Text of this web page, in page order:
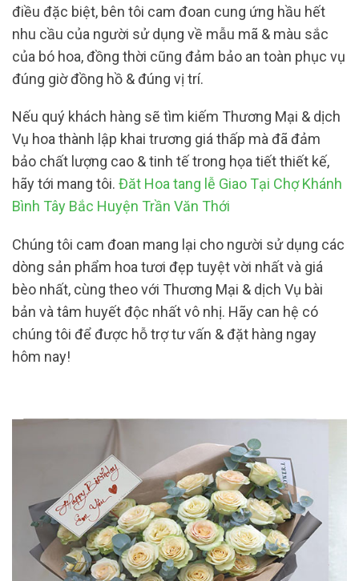
điều đặc biệt, bên tôi cam đoan cung ứng hầu hết
nhu cầu của người sử dụng về mẫu mã & màu sắc
của bó hoa, đồng thời cũng đảm bảo an toàn phục vụ
đúng giờ đồng hồ & đúng vị trí.
Nếu quý khách hàng sẽ tìm kiếm Thương Mại & dịch
Vụ hoa thành lập khai trương giá thấp mà đã đảm
bảo chất lượng cao & tinh tế trong họa tiết thiết kế,
hãy tới mang tôi. Đăt Hoa tang lễ Giao Tại Chợ Khánh
Bình Tây Bắc Huyện Trần Văn Thới
Chúng tôi cam đoan mang lại cho người sử dụng các
dòng sản phẩm hoa tươi đẹp tuyệt vời nhất và giá
bèo nhất, cùng theo với Thương Mại & dịch Vụ bài
bản và tâm huyết độc nhất vô nhị. Hãy can hệ có
chúng tôi để được hỗ trợ tư vấn & đặt hàng ngay
hôm nay!